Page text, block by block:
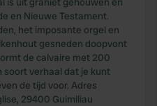
en Nieuwe Testament.
het imposante orgel en
gesneden doopvont
de calvaire met 200
soort verhaal dat je kunt
de tijd voor. Adres
29400 Guimiliau